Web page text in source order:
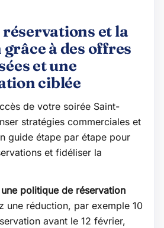
et la
à des offres
et une
ciblée
de votre soirée Saint-
stratégies commerciales et
guide étape par étape pour
et fidéliser la
politique de réservation
une réduction, par exemple 10
avant le 12 février,